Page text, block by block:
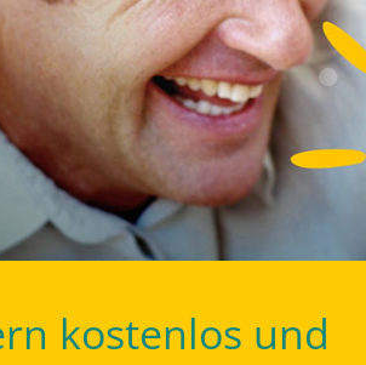
kostenlos und